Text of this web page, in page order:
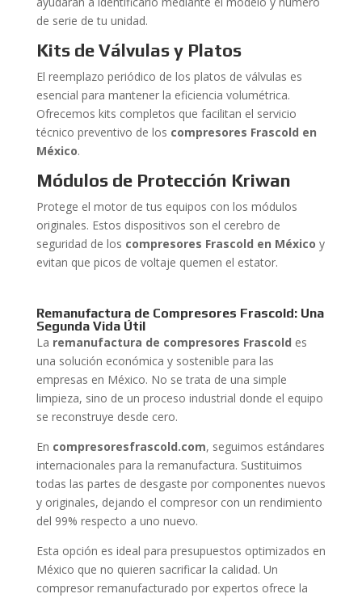
de serie de tu unidad.
Kits de Válvulas y Platos
El reemplazo periódico de los platos de válvulas es
esencial para mantener la eficiencia volumétrica.
Ofrecemos kits completos que facilitan el servicio
técnico preventivo de los compresores Frascold en
México.
Módulos de Protección Kriwan
Protege el motor de tus equipos con los módulos
originales. Estos dispositivos son el cerebro de
seguridad de los compresores Frascold en México y
evitan que picos de voltaje quemen el estator.
Remanufactura de Compresores Frascold: Una
Segunda Vida Útil
La remanufactura de compresores Frascold es
una solución económica y sostenible para las
empresas en México. No se trata de una simple
limpieza, sino de un proceso industrial donde el equipo
se reconstruye desde cero.
En compresoresfrascold.com, seguimos estándares
internacionales para la remanufactura. Sustituimos
todas las partes de desgaste por componentes nuevos
y originales, dejando el compresor con un rendimiento
del 99% respecto a uno nuevo.
Esta opción es ideal para presupuestos optimizados en
México que no quieren sacrificar la calidad. Un
compresor remanufacturado por expertos ofrece la